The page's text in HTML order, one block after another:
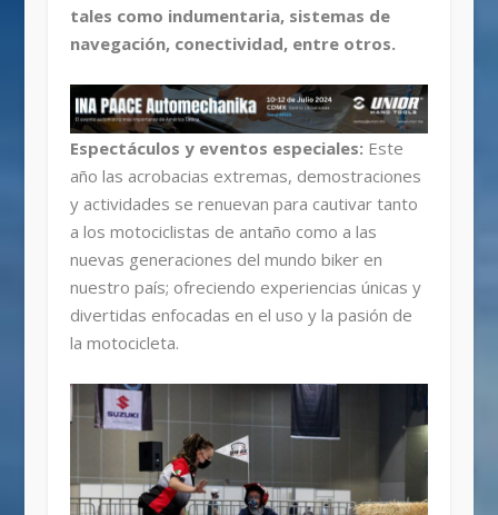
tales como indumentaria, sistemas de
navegación, conectividad, entre otros.
Espectáculos y eventos especiales: Este
año las acrobacias extremas, demostraciones
y actividades se renuevan para cautivar tanto
a los motociclistas de antaño como a las
nuevas generaciones del mundo biker en
nuestro país; ofreciendo experiencias únicas y
divertidas enfocadas en el uso y la pasión de
la motocicleta.